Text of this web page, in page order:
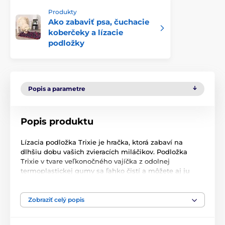
Produkty
Ako zabaviť psa, čuchacie
koberčeky a lízacie
podložky
Popis a parametre
Popis produktu
Lízacia podložka Trixie je hračka, ktorá zabaví na
dlhšiu dobu vašich zvieracích miláčikov. Podložka
Trixie v tvare veľkonočného vajíčka z odolnej
termoplastickej gumy sa ľahko čistí a môžete aj ju
štandardnej veľkosti podložky a na povrchu má rôzne
textúry a drážky, ktoré umožňujú ľahké lízanie jedla.
Zobraziť celý popis